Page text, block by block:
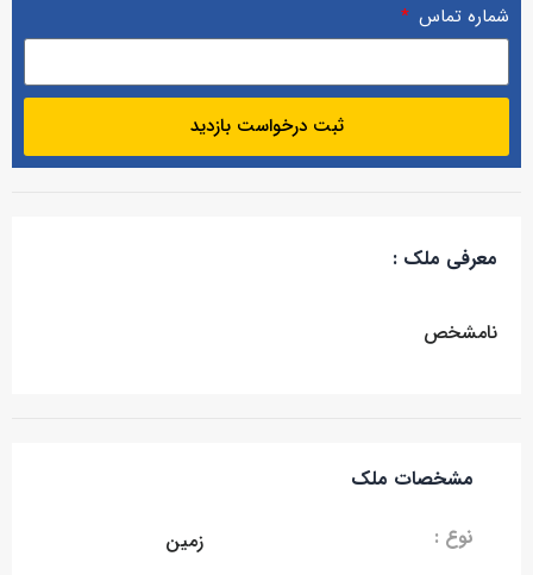
شماره تماس
ثبت درخواست بازدید
معرفی ملک :
نامشخص
مشخصات ملک
نوع :
زمین